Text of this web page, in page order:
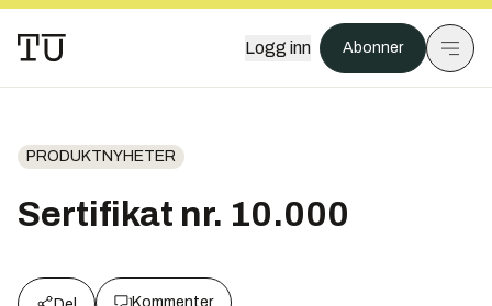
Logg inn Abonner
PRODUKTNYHETER
Sertifikat nr. 10.000
Kommenter